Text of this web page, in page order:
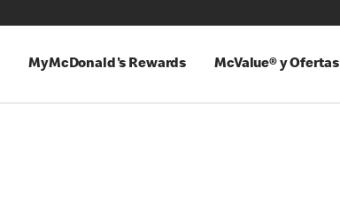
MyMcDonald's Rewards McValue® y Ofertas